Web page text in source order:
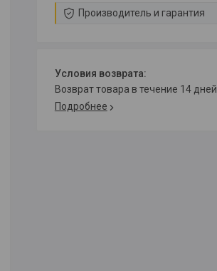
Производитель и гарантия
возврат товара в течение 14 дней
Подробнее